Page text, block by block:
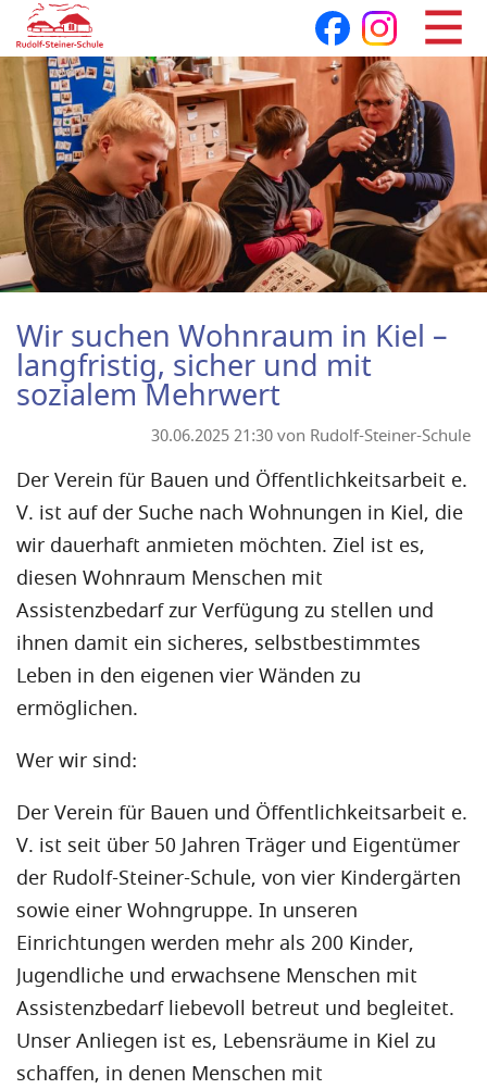
Navigation
überspringen
Wir suchen Wohnraum in Kiel –
langfristig, sicher und mit
sozialem Mehrwert
30.06.2025 21:30von Rudolf-Steiner-Schule
Der Verein für Bauen und Öffentlichkeitsarbeit e.
V. ist auf der Suche nach Wohnungen in Kiel, die
wir dauerhaft anmieten möchten. Ziel ist es,
diesen Wohnraum Menschen mit
Assistenzbedarf zur Verfügung zu stellen und
ihnen damit ein sicheres, selbstbestimmtes
Leben in den eigenen vier Wänden zu
ermöglichen.
Wer wir sind:
Der Verein für Bauen und Öffentlichkeitsarbeit e.
V. ist seit über 50 Jahren Träger und Eigentümer
der Rudolf-Steiner-Schule, von vier Kindergärten
sowie einer Wohngruppe. In unseren
Einrichtungen werden mehr als 200 Kinder,
Jugendliche und erwachsene Menschen mit
Assistenzbedarf liebevoll betreut und begleitet.
Unser Anliegen ist es, Lebensräume in Kiel zu
schaffen, in denen Menschen mit